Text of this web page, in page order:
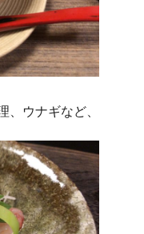
、ウナギなど、